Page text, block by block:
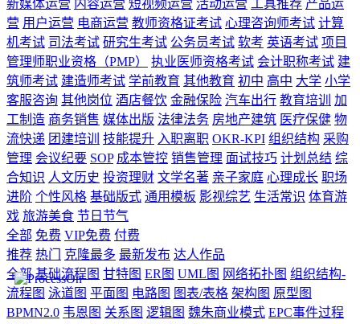
新媒体运营 内容运营 短视频运营 活动运营 工具推荐 产品运
营 用户运营 电商运营 教师资格证考试 心理咨询师考试 计算
机考试 司法考试 研究生考试 公务员考试 软考 英语考试 项目
管理师职业资格（PMP）
执业医师资格考试 会计职称考试 建
筑师考试 建造师考试 学前教育 其他教育 初中 高中 大学 小学
客服咨询 其他岗位 酒店餐饮 金融保险 汽车出行 教育培训
加
工制造 商务销售 媒体出版 法律法务 房地产建筑 医疗保健 物
流快递 团建培训 技能提升 入职离职 OKR-KPI 组织结构 采购
管理 会议纪要 SOP 成本管控 销售管理 面试技巧 计划总结 综
合知识 人文历史 投资理财 文学名著 亲子家庭 心理成长 职场
进阶 个性风格 基础版式 通用模板 影视综艺 生活常识 体育游
戏 旅游美食 节日节气
全部 免费 VIP免费 付费
推荐 热门 克隆最多 最新发布 达人作品
全部 基础流程图 甘特图 ER图 UML图 网络拓扑图 组织结构-
流程图 泳道图 平面图 电路图 图表/表格 架构图 原型图
BPMN2.0 韦恩图 关系图 逻辑图 魏朱商业模式 EPC事件过程